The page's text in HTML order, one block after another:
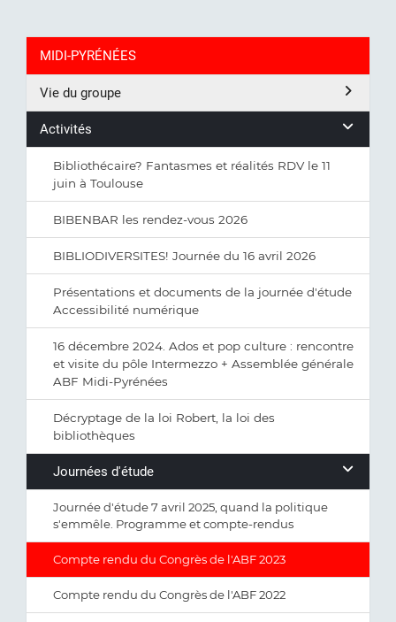
MIDI-PYRÉNÉES
Vie du groupe
Activités
Bibliothécaire? Fantasmes et réalités RDV le 11
juin à Toulouse
BIBENBAR les rendez-vous 2026
BIBLIODIVERSITES! Journée du 16 avril 2026
Présentations et documents de la journée d'étude
Accessibilité numérique
16 décembre 2024. Ados et pop culture : rencontre
et visite du pôle Intermezzo + Assemblée générale
ABF Midi-Pyrénées
Décryptage de la loi Robert, la loi des
bibliothèques
Journées d'étude
Journée d'étude 7 avril 2025, quand la politique
s'emmêle. Programme et compte-rendus
Compte rendu du Congrès de l'ABF 2023
Compte rendu du Congrès de l'ABF 2022